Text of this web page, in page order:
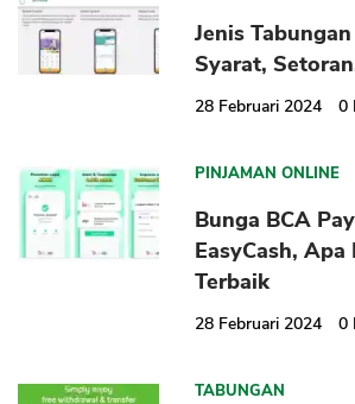
Jenis
Syarat,
28 Februari 2024 0
PINJAMAN ONLINE
Bunga BCA
EasyCash, Apa
Terbaik
28 Februari 2024 0
TABUNGAN